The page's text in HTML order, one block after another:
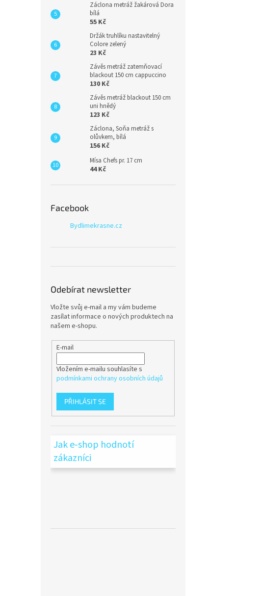
Záclona metráž žakárová Dora
bílá
55 Kč
Držák truhlíku nastavitelný
Colore zelený
23 Kč
Závěs metráž zatemňovací
blackout 150 cm cappuccino
130 Kč
Závěs metráž blackout 150 cm
uni hnědý
123 Kč
Záclona, Soňa metráž s
olůvkem, bílá
156 Kč
Mísa Chefs pr. 17 cm
44 Kč
Facebook
Bydlimekrasne.cz
Odebírat newsletter
Vložte svůj e-mail a my vám budeme
zasílat informace o nových produktech na
našem e-shopu.
E-mail
Vložením e-mailu souhlasíte s
podmínkami ochrany osobních údajů
PŘIHLÁSIT SE
Jak e-shop hodnotí
zákazníci